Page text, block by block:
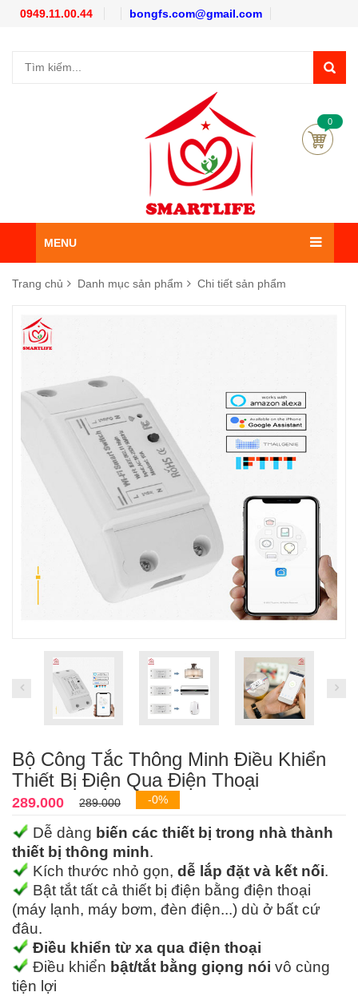
0949.11.00.44 bongfs.com@gmail.com
0
MENU
Trang chủ Danh mục sản phẩm Chi tiết sản phẩm
Bộ Công Tắc Thông Minh Điều Khiển
Thiết Bị Điện Qua Điện Thoại
289.000 289.000 -0%
Dễ dàng biến các thiết bị trong nhà thành
thiết bị thông minh.
Kích thước nhỏ gọn, dễ lắp đặt và kết nối.
Bật tắt tất cả thiết bị điện bằng điện thoại
(máy lạnh, máy bơm, đèn điện...) dù ở bất cứ
đâu.
Điều khiển từ xa qua điện thoại
Điều khiển bật/tắt bằng giọng nói vô cùng
tiện lợi